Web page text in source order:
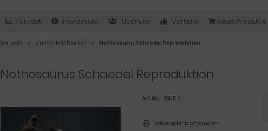
Kontakt Impressum Über uns Vorteile Neue Produkte
Startseite Muschelkalk Fossilien Nothosaurus Schaedel Reproduktion
Nothosaurus Schaedel Reproduktion
Art.Nr.: NSND 3
Artikeldatenblatt drucken